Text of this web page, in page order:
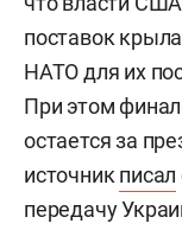
поставок
НАТО для их
При этом
остается за
источник писал
передачу